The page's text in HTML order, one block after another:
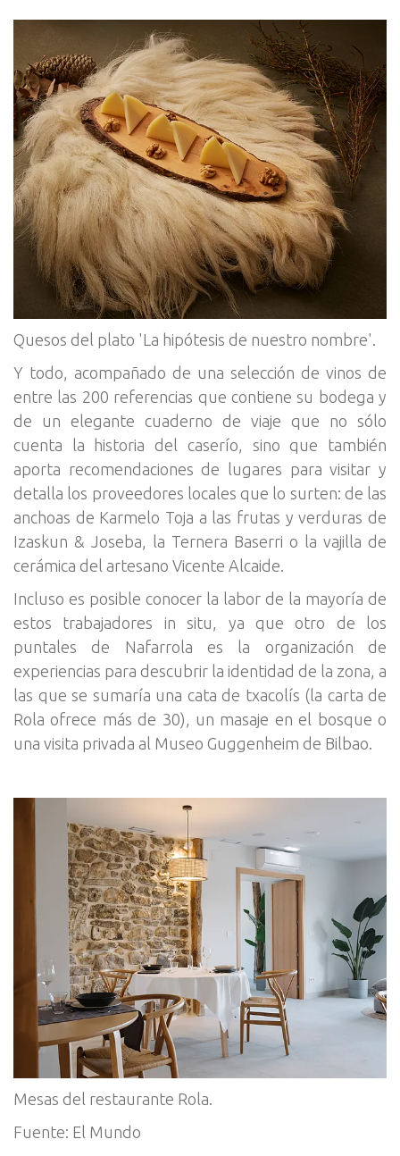
Quesos del plato 'La hipótesis de nuestro nombre'.
Y todo, acompañado de una selección de vinos de
entre las 200 referencias que contiene su bodega y
de un elegante cuaderno de viaje que no sólo
cuenta la historia del caserío, sino que también
aporta recomendaciones de lugares para visitar y
detalla los proveedores locales que lo surten: de las
anchoas de Karmelo Toja a las frutas y verduras de
Izaskun & Joseba, la Ternera Baserri o la vajilla de
cerámica del artesano Vicente Alcaide.
Incluso es posible conocer la labor de la mayoría de
estos trabajadores in situ, ya que otro de los
puntales de Nafarrola es la organización de
experiencias para descubrir la identidad de la zona, a
las que se sumaría una cata de txacolís (la carta de
Rola ofrece más de 30), un masaje en el bosque o
una visita privada al Museo Guggenheim de Bilbao.
Mesas del restaurante Rola.
Fuente: El Mundo